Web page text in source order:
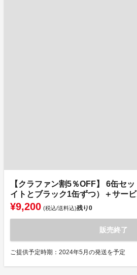
【クラファン割5％OFF】 6缶セ
イトとブラック1缶ずつ）＋サービ
¥9,200 (税込/送料込)残り0
販売終了
ご提供予定時期：2024年5月の発送を予定